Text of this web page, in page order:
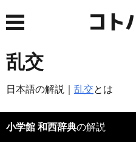
乱交
日本語の解説｜ 乱交とは
小学館 和西辞典の解説